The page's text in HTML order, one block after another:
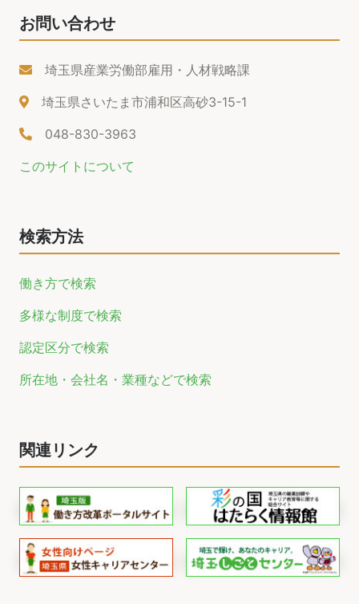
お問い合わせ
埼玉県産業労働部雇用・人材戦略課
埼玉県さいたま市浦和区高砂3-15-1
048-830-3963
このサイトについて
検索方法
働き方で検索
多様な制度で検索
認定区分で検索
所在地・会社名・業種などで検索
関連リンク